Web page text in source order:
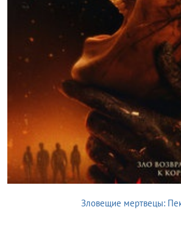
Зловещие мертвецы: